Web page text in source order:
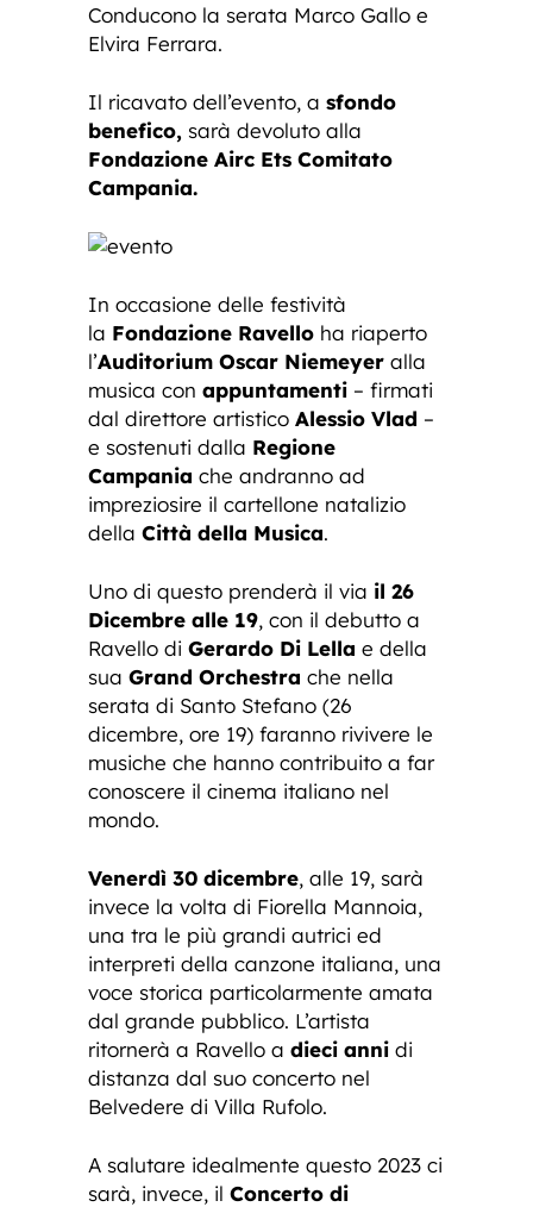
Conducono la serata Marco Gallo e
Elvira Ferrara.
Il ricavato dell’evento, a sfondo
benefico, sarà devoluto alla
Fondazione Airc Ets Comitato
Campania.
In occasione delle festività
la Fondazione Ravello ha riaperto
l’Auditorium Oscar Niemeyer alla
musica con appuntamenti – firmati
dal direttore artistico Alessio Vlad –
e sostenuti dalla Regione
Campania che andranno ad
impreziosire il cartellone natalizio
della Città della Musica.
Uno di questo prenderà il via il 26
Dicembre alle 19, con il debutto a
Ravello di Gerardo Di Lella e della
sua Grand Orchestra che nella
serata di Santo Stefano (26
dicembre, ore 19) faranno rivivere le
musiche che hanno contribuito a far
conoscere il cinema italiano nel
mondo.
Venerdì 30 dicembre, alle 19, sarà
invece la volta di Fiorella Mannoia,
una tra le più grandi autrici ed
interpreti della canzone italiana, una
voce storica particolarmente amata
dal grande pubblico. L’artista
ritornerà a Ravello a dieci anni di
distanza dal suo concerto nel
Belvedere di Villa Rufolo.
A salutare idealmente questo 2023 ci
sarà, invece, il Concerto di